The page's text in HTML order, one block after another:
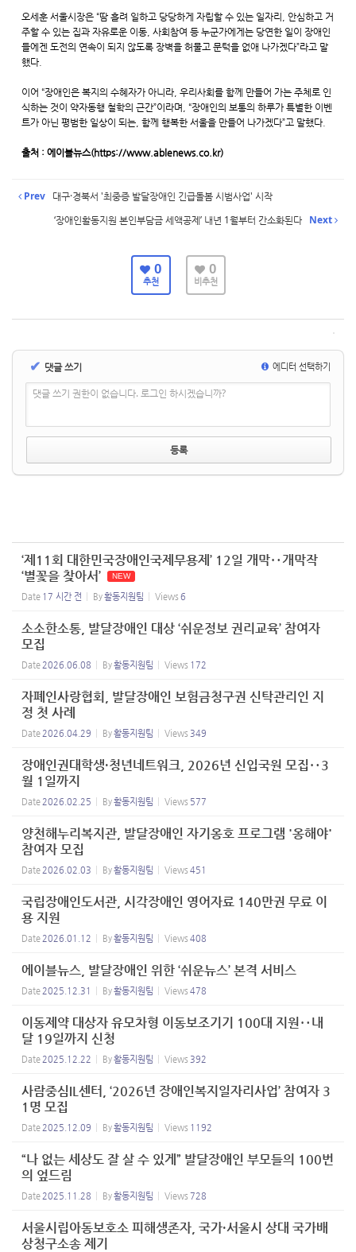
오세훈 서울시장은 “땀 흘려 일하고 당당하게 자립할 수 있는 일자리, 안심하고 거
주할 수 있는 집과 자유로운 이동, 사회참여 등 누군가에게는 당연한 일이 장애인
들에겐 도전의 연속이 되지 않도록 장벽을 허물고 문턱을 없애 나가겠다”라고 말
했다.
이어 “장애인은 복지의 수혜자가 아니라, 우리사회를 함께 만들어 가는 주체로 인
식하는 것이 약자동행 철학의 근간”이라며, “장애인의 보통의 하루가 특별한 이벤
트가 아닌 평범한 일상이 되는, 함께 행복한 서울을 만들어 나가겠다”고 말했다.
출처 : 에이블뉴스(https://www.ablenews.co.kr)
Prev 대구·경북서 '최중증 발달장애인 긴급돌봄 시범사업' 시작
‘장애인활동지원 본인부담금 세액공제’ 내년 1월부터 간소화된다 Next
0
추천
0
비추천
✔ 댓글 쓰기 에디터 선택하기
댓글 쓰기 권한이 없습니다. 로그인 하시겠습니까?
‘제11회 대한민국장애인국제무용제’ 12일 개막‥개막작
‘별꽃을 찾아서’
NEW
Date 17 시간 전 By활동지원팀 Views 6
소소한소통, 발달장애인 대상 ‘쉬운정보 권리교육’ 참여자
모집
Date 2026.06.08 By활동지원팀 Views 172
자폐인사랑협회, 발달장애인 보험금청구권 신탁관리인 지
정 첫 사례
Date 2026.04.29 By활동지원팀 Views 349
장애인권대학생·청년네트워크, 2026년 신입국원 모집‥3
월 1일까지
Date 2026.02.25 By활동지원팀 Views 577
양천해누리복지관, 발달장애인 자기옹호 프로그램 '옹해야'
참여자 모집
Date 2026.02.03 By활동지원팀 Views 451
국립장애인도서관, 시각장애인 영어자료 140만권 무료 이
용 지원
Date 2026.01.12 By활동지원팀 Views 408
에이블뉴스, 발달장애인 위한 ‘쉬운뉴스’ 본격 서비스
Date 2025.12.31 By활동지원팀 Views 478
이동제약 대상자 유모차형 이동보조기기 100대 지원‥내
달 19일까지 신청
Date 2025.12.22 By활동지원팀 Views 392
사람중심IL센터, ‘2026년 장애인복지일자리사업’ 참여자 3
1명 모집
Date 2025.12.09 By활동지원팀 Views 1192
“나 없는 세상도 잘 살 수 있게” 발달장애인 부모들의 100번
의 엎드림
Date 2025.11.28 By활동지원팀 Views 728
서울시립아동보호소 피해생존자, 국가·서울시 상대 국가배
상청구소송 제기